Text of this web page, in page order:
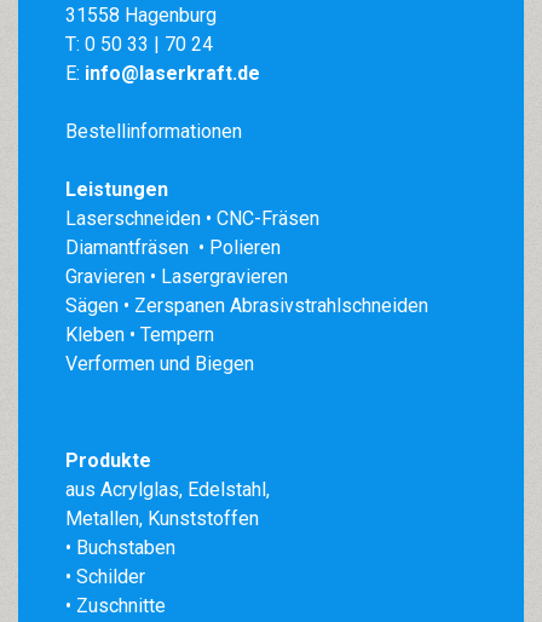
31558 Hagenburg
T: 0 50 33 | 70 24
E: info@laserkraft.de
Bestellinformationen
Leistungen
Laserschneiden • CNC-Fräsen
Diamantfräsen • Polieren
Gravieren • Lasergravieren
Sägen • Zerspanen Abrasivstrahlschneiden
Kleben • Tempern
Verformen und Biegen
Produkte
aus Acrylglas, Edelstahl,
Metallen, Kunststoffen
• Buchstaben
• Schilder
• Zuschnitte